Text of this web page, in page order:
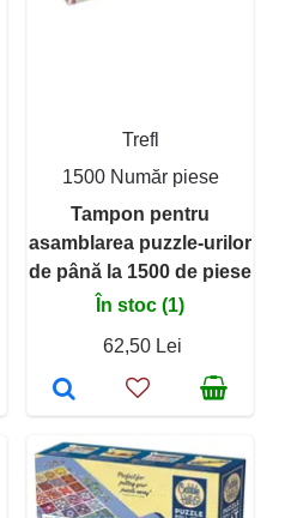
Trefl
1500 Număr piese
Tampon pentru
asamblarea puzzle-urilor
de până la 1500 de piese
În stoc (1)
62,50 Lei